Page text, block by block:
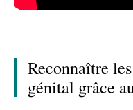
Reconnaître
génital grâce